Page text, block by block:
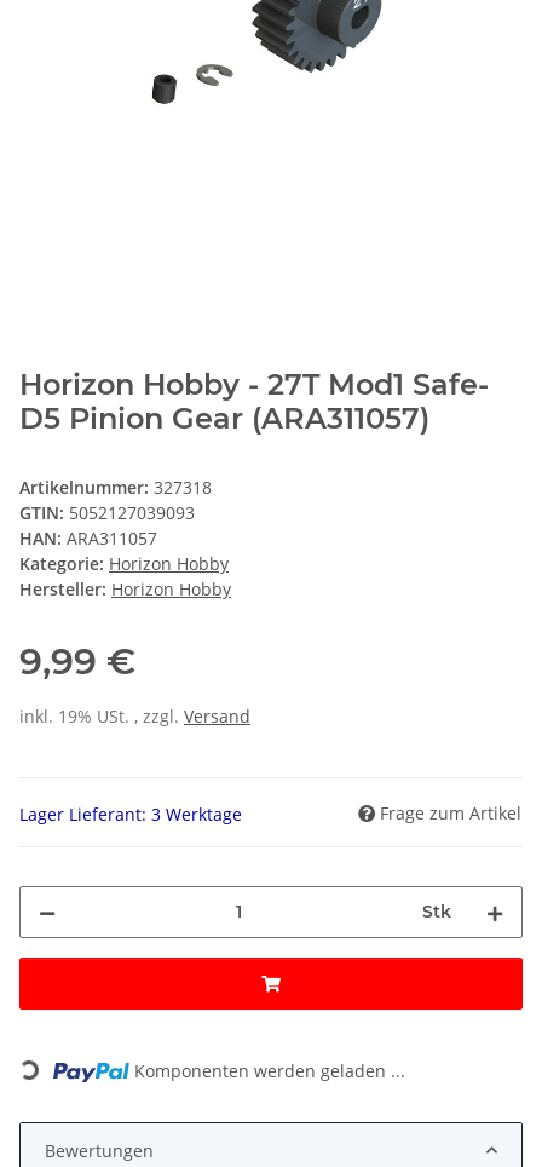
Horizon Hobby - 27T Mod1 Safe-
D5 Pinion Gear (ARA311057)
Artikelnummer: 327318
GTIN: 5052127039093
HAN: ARA311057
Kategorie: Horizon Hobby
Hersteller: Horizon Hobby
9,99 €
inkl. 19% USt. , zzgl. Versand
Lager Lieferant: 3 Werktage Frage zum Artikel
Stk
Loading... Komponenten werden geladen ...
Bewertungen